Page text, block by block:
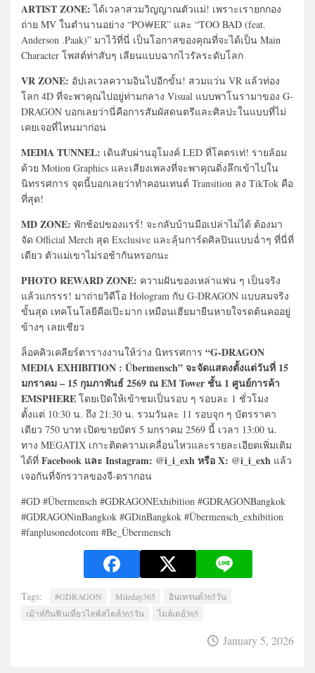
ARTIST ZONE: ได้เวลาสวมวิญญาณตัวแม่! เพราะเรายกกอง
ถ่าย MV ในตำนานอย่าง “PO￦ER” และ “TOO BAD (feat.
Anderson .Paak)” มาไว้ที่นี่ เป็นโอกาสของคุณที่จะได้เป็น Main
Character โพสต์ท่าสับๆ เลียนแบบฉากไวรัลระดับโลก
VR ZONE: อัปเลเวลความอินไปอีกขั้น! สวมแว่น VR แล้วท่อง
โลก 4D ที่จะพาคุณไปอยู่ท่ามกลาง Visual แบบพาโนรามาของ G-
DRAGON บอกเลยว่านี่คือการสัมผัสดนตรีและศิลปะในแบบที่ไม่
เคยเจอที่ไหนมาก่อน
MEDIA TUNNEL: เดินสับผ่านอุโมงค์ LED ที่โคตรเท่! รายล้อม
ด้วย Motion Graphics และเสียงเพลงที่จะพาคุณดิ่งลึกเข้าไปใน
นิทรรศการ จุดนี้บอกเลยว่าทำคอนเทนต์ Transition ลง TikTok คือ
ที่สุด!
MD ZONE: พักช้อปของแรร์! จะกลับบ้านมือเปล่าไม่ได้ ต้องมา
จัด Official Merch สุด Exclusive และลุ้นการ์ดศิลปินแบบฉ่ำๆ ที่นี่ที่
เดียว ตัวแม่เขาไม่รอช้ากันหรอกนะ
PHOTO REWARD ZONE: ความฝันของเหล่าแฟน ๆ เป็นจริง
แล้วแกรรร! มาถ่ายวิดีโอ Hologram กับ G-DRAGON แบบสมจริง
ขั้นสุด เทคโนโลยีคือเป๊ะมาก เหมือนเฮียมายืนหายใจรดต้นคออยู่
ข้างๆ เลยเชียว
ล็อคคิวเคลียร์ตารางงานให้ว่าง นิทรรศการ “G-DRAGON
MEDIA EXHIBITION : Übermensch” จะจัดแสดงตั้งแต่วันที่ 15
มกราคม – 15 กุมภาพันธ์ 2569 ณ EM Tower ชั้น 1 ศูนย์การค้า
EMSPHERE โดยเปิดให้เข้าชมเป็นรอบ ๆ รอบละ 1 ชั่วโมง
ตั้งแต่ 10:30 น. ถึง 21:30 น. รวมวันละ 11 รอบจุก ๆ บัตรราคา
เดียว 750 บาท เปิดขายบัตร 5 มกราคม 2569 นี้ เวลา 13:00 น.
ทาง MEGATIX เกาะติดความเคลื่อนไหวและรายละเอียดเพิ่มเติม
ได้ที่ Facebook และ Instagram: @i_i_exh หรือ X: @i_i_exh แล้ว
เจอกันที่จักรวาลของจี-ดรากอน
#GD #Übermensch #GDRAGONExhibition #GDRAGONBangkok
#GDRAGONinBangkok #GDinBangkok #Übermensch_exhibition
#fanplusonedotcom #Be_Übermensch
Tags: #GDRAGON Mileday365
อินเทรนด์365วัน
เม้าท์กินฟินเที่ยวไลฟ์สไตล์365วัน
ไมล์เดย์365
January 5, 2026